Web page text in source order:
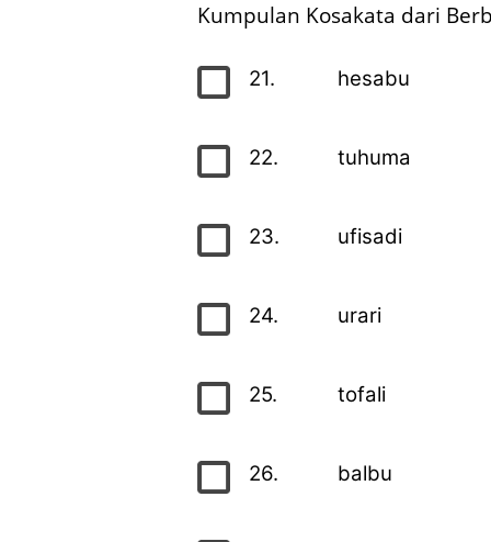
Kumpulan Kosakata dari
21. hesabu
22. tuhuma
23. ufisadi
24. urari
25. tofali
26. balbu